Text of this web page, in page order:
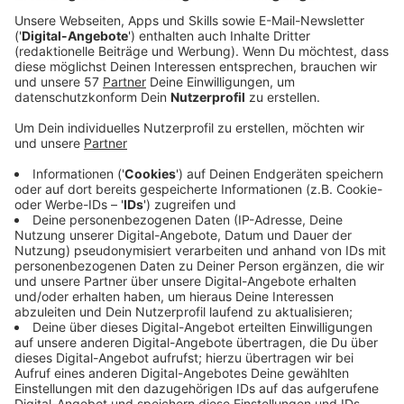
1860 München.
Trainer Mersad Selimbegovic muss in der Verteidigung
auf den gesperrten Joel da Silva Kiala verzichten,
dafür kehrt Danilo Wiebe aus seiner Sperre zurück.
Unklar ist noch, ob Aachens Neuzugang, der
Bundesliga-erfahrene Manuel Riemann, Fetios Pseftis
im Tor ersetzt oder erstmal auf die Bank muss. Laut
Infos des kickersoll er zunächst nur die Nummer
zwei im Tor sein. Von seiner Spielweise könnte die
Mannschaft aber profitieren, so Riemann zu Antenne
AC:
Anzeige